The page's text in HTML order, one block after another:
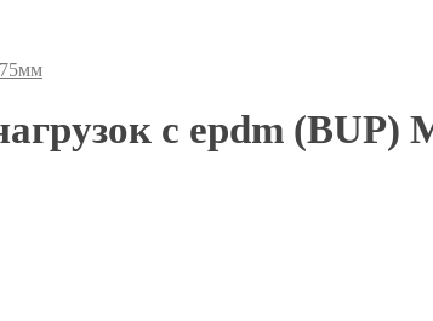
с epdm (BUP)